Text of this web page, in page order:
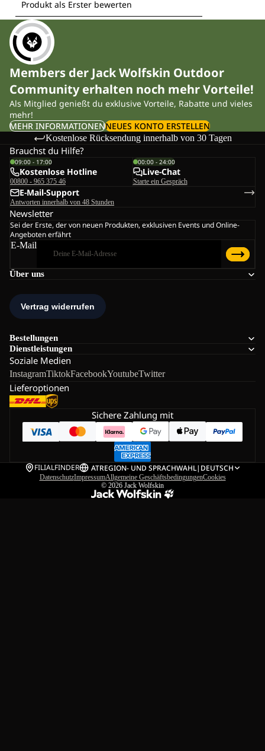
Members der Jack Wolfskin Outdoor
Community erhalten noch mehr Vorteile!
Als Mitglied genießt du exklusive Vorteile, Rabatte und vieles
mehr!
MEHR INFORMATIONENNEUES KONTO ERSTELLEN
Kostenlose Rücksendung innerhalb von 30 Tagen
Über uns
Bestellungen
Dienstleistungen
Soziale Medien
InstagramTiktokFacebookYoutubeTwitter
Lieferoptionen
Brauchst du Hilfe?
09:00 - 17:00
Kostenlose Hotline
00800 - 965 375 46
00:00 - 24:00
Live-Chat
Starte ein Gespräch
E-Mail-Support
Antworten innerhalb von 48 Stunden
Newsletter
Sei der Erste, der von neuen Produkten, exklusiven Events und Online-
Angeboten erfährt
E-Mail
Sichere Zahlung mit
FILIALFINDER ATREGION- UND SPRACHWAHL| DEUTSCH
DatenschutzImpressumAllgemeine GeschäftsbedingungenCookies
© 2026 Jack Wolfskin